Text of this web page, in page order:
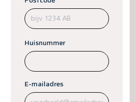
Huisnummer
E-mailadres